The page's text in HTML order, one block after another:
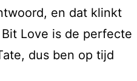
en dat klinkt
Love is de perfecte
dus ben op tijd